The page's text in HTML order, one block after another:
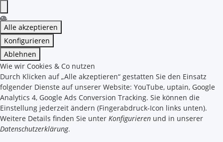
Alle akzeptieren
Konfigurieren
Ablehnen
Wie wir Cookies & Co nutzen
Durch Klicken auf „Alle akzeptieren“ gestatten Sie den Einsatz
folgender Dienste auf unserer Website: YouTube, uptain, Google
Analytics 4, Google Ads Conversion Tracking. Sie können die
Einstellung jederzeit ändern (Fingerabdruck-Icon links unten).
Weitere Details finden Sie unter Konfigurieren und in unserer
Datenschutzerklärung.